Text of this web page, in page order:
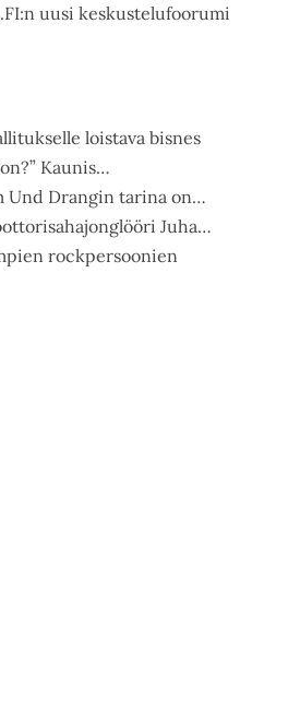
uusi keskustelufoorumi
loistava bisnes
Kaunis…
Und Drangin tarina on…
Juha…
rockpersoonien